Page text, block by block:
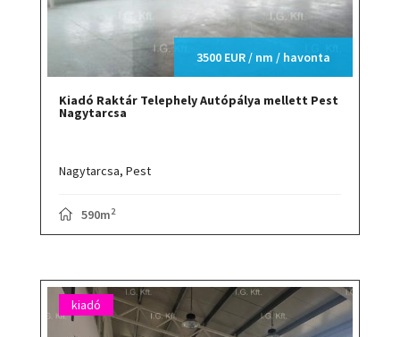
3500 EUR / nm / havonta
Kiadó Raktár Telephely Autópálya mellett Pest
Nagytarcsa
Nagytarcsa, Pest
590m2
kiadó